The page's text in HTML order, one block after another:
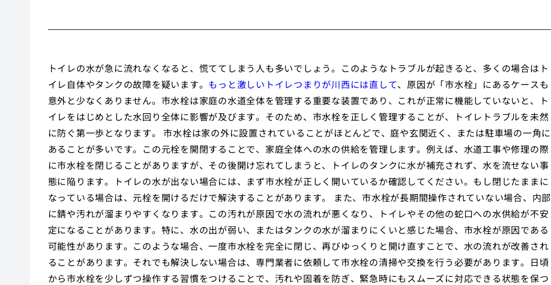
トイレの水が急に流れなくなると、慌ててしまう人も多いでしょう。このようなトラブルが起きると、多くの場合はト
イレ自体やタンクの故障を疑います。 もっと激しいトイレつまりが川西には直して、原因が「市水栓」にあるケースも
意外と少なくありません。市水栓は家庭の水道全体を管理する重要な装置であり、これが正常に機能していないと、ト
イレをはじめとした水回り全体に影響が及びます。そのため、市水栓を正しく管理することが、トイレトラブルを未然
に防ぐ第一歩となります。 市水栓は家の外に設置されていることがほとんどで、庭や玄関近く、または駐車場の一角に
あることが多いです。この元栓を開閉することで、家庭全体への水の供給を管理します。例えば、水道工事や修理の際
に市水栓を閉じることがありますが、その後開け忘れてしまうと、トイレのタンクに水が補充されず、水を流せない事
態に陥ります。トイレの水が出ない場合には、まず市水栓が正しく開いているか確認してください。もし閉じたままに
なっている場合は、元栓を開けるだけで解決することがあります。 また、市水栓が長期間操作されていない場合、内部
に錆や汚れが溜まりやすくなります。この汚れが原因で水の流れが悪くなり、トイレやその他の蛇口への水供給が不安
定になることがあります。特に、水の出が弱い、またはタンクの水が溜まりにくいと感じた場合、市水栓が原因である
可能性があります。このような場合、一度市水栓を完全に閉じ、再びゆっくりと開け直すことで、水の流れが改善され
ることがあります。それでも解決しない場合は、専門業者に依頼して市水栓の清掃や交換を行う必要があります。日頃
から市水栓を少しずつ操作する習慣をつけることで、汚れや固着を防ぎ、緊急時にもスムーズに対応できる状態を保つ